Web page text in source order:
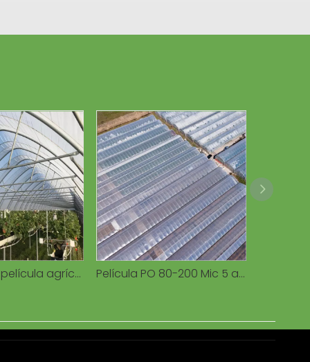
Cubierta de película agrícola para invernadero de 200 micrones, rollo de película de plástico PE a prueba de humedad de 6 mil para uso vegetal Película PO 80-200 Mic 5 años de vida útil Película plástica de invernadero para agricultura con la mejor calidad